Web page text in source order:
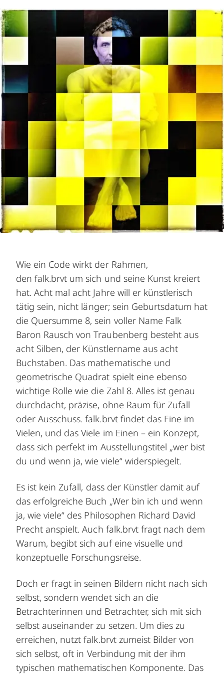
Wie ein Code wirkt der Rahmen,
den falk.brvt um sich und seine Kunst kreiert
hat. Acht mal acht Jahre will er künstlerisch
tätig sein, nicht länger; sein Geburtsdatum hat
die Quersumme 8, sein voller Name Falk
Baron Rausch von Traubenberg besteht aus
acht Silben, der Künstlername aus acht
Buchstaben. Das mathematische und
geometrische Quadrat spielt eine ebenso
wichtige Rolle wie die Zahl 8. Alles ist genau
durchdacht, präzise, ohne Raum für Zufall
oder Ausschuss. falk.brvt findet das Eine im
Vielen, und das Viele im Einen – ein Konzept,
dass sich perfekt im Ausstellungstitel „wer bist
du und wenn ja, wie viele“ widerspiegelt.
Es ist kein Zufall, dass der Künstler damit auf
das erfolgreiche Buch „Wer bin ich und wenn
ja, wie viele“ des Philosophen Richard David
Precht anspielt. Auch falk.brvt fragt nach dem
Warum, begibt sich auf eine visuelle und
konzeptuelle Forschungsreise.
Doch er fragt in seinen Bildern nicht nach sich
selbst, sondern wendet sich an die
Betrachterinnen und Betrachter, sich mit sich
selbst auseinander zu setzen. Um dies zu
erreichen, nutzt falk.brvt zumeist Bilder von
sich selbst, oft in Verbindung mit der ihm
typischen mathematischen Komponente. Das